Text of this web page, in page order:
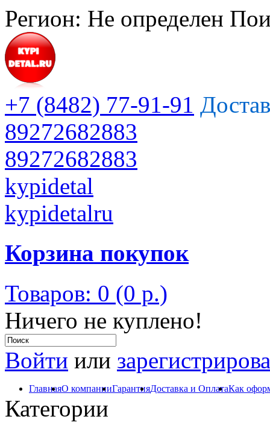
Регион: Не определен
+7 (8482) 77-91-91
89272682883
89272682883
kypidetal
kypidetalru
Корзина покупок
Товаров: 0 (0 р.)
Ничего не куплено!
Войти или
ГлавнаяО компанииГарантияДоставка и ОплатаКак
Категории